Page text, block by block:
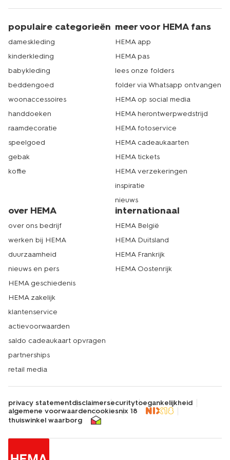
populaire categorieën
dameskleding
kinderkleding
babykleding
beddengoed
woonaccessoires
handdoeken
raamdecoratie
speelgoed
gebak
koffie
meer voor HEMA fans
HEMA app
HEMA pas
lees onze folders
folder via Whatsapp ontvangen
HEMA op social media
HEMA herontwerpwedstrijd
HEMA fotoservice
HEMA cadeaukaarten
HEMA tickets
HEMA verzekeringen
inspiratie
nieuws
over HEMA
over ons bedrijf
werken bij HEMA
duurzaamheid
nieuws en pers
HEMA geschiedenis
HEMA zakelijk
klantenservice
actievoorwaarden
saldo cadeaukaart opvragen
partnerships
retail media
internationaal
HEMA België
HEMA Duitsland
HEMA Frankrijk
HEMA Oostenrijk
privacy statementdisclaimersecuritytoegankelijkheid
algemene voorwaardencookiesnix 18
thuiswinkel waarborg